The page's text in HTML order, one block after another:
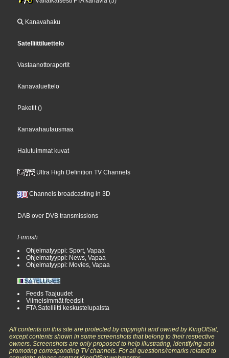
Kanavahaku
Satelliittiluettelo
Vastaanottoraportit
Kanavaluettelo
Paketit()
Kanavahautausmaa
Halutuimmat kuvat
Ultra High Definition TV Channels
Channels broadcasting in 3D
DAB over DVB transmissions
Finnish
Ohjelmatyyppi: Sport, Vapaa
Ohjelmatyyppi: News, Vapaa
Ohjelmatyyppi: Movies, Vapaa
Feeds Taajuudet
Viimeisimmät feedsit
FTA Satelliitti keskustelupalsta
All contents on this site are protected by copyright and owned by KingOfSat,
except contents shown in some screenshots that belong to their respective
owners. Screenshots are only proposed to help illustrating, identifying and
promoting corresponding TV channels. For all questions/remarks related to